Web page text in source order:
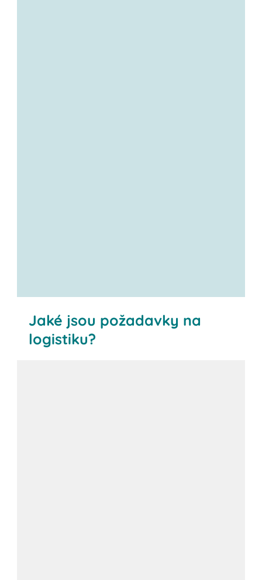
Jaké jsou požadavky na
logistiku?